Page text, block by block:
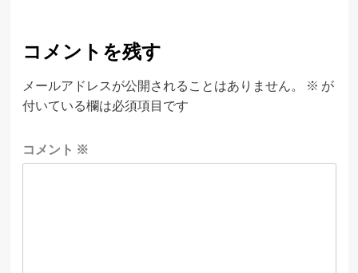
コメントを残す
メールアドレスが公開されることはありません。 ※ が
付いている欄は必須項目です
コメント ※